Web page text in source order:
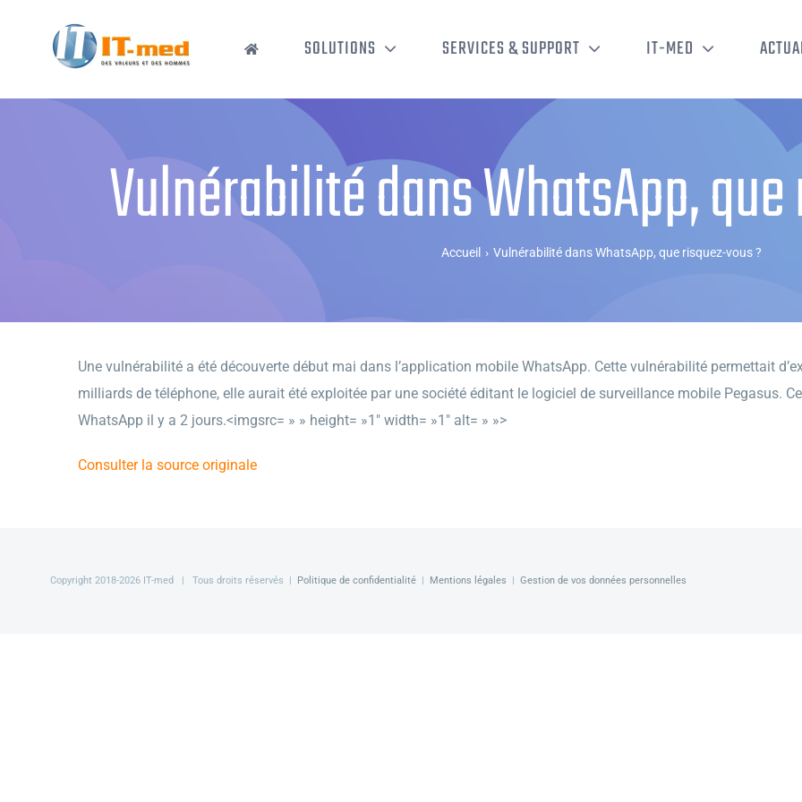
SOLUTIONS SERVICES & SUPPORT IT-MED
Vulnérabilité dans WhatsApp,
Accueil › Vulnérabilité dans WhatsApp, que risquez-vous ?
Une vulnérabilité a été découverte début mai dans l’application mobile WhatsApp. Cette vulnérabilité permettait
milliards de téléphone, elle aurait été exploitée par une société éditant le logiciel de surveillance mobile Pegasus.
WhatsApp il y a 2 jours.<imgsrc= » » height= »1″ width= »1″ alt= » »>
Consulter la source originale
Copyright 2018-2026 IT-med | Tous droits réservés | Politique de confidentialité| Mentions légales | Gestion de vos données personnelles